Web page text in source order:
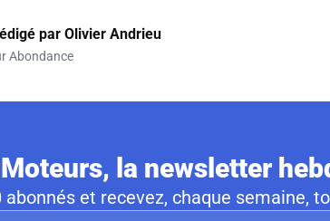
par Olivier Andrieu
Abondance
la newsletter
abonnés et recevez, chaque semaine,